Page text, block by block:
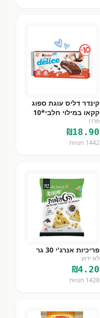
קינדר דליס עוגת ספוג
קקאו במילוי חלבי*10
פררו
₪18.90
1442 חנויות
פריכיות אנרג'י 30 גר
לא ידוע
₪4.20
1428 חנויות